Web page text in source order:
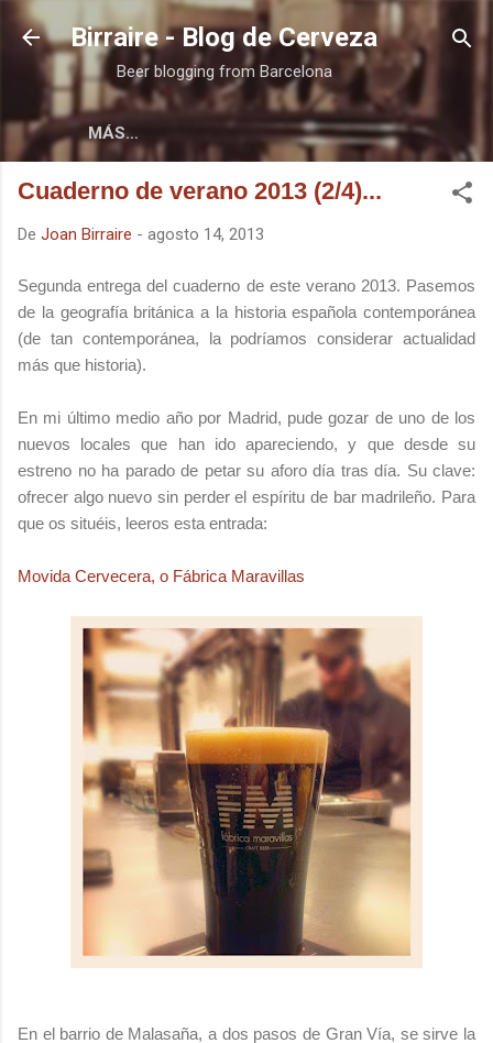
Ir al contenido principal
Birraire - Blog de Cerveza
Beer blogging from Barcelona
MÁS…
Cuaderno de verano 2013 (2/4)...
De Joan Birraire - agosto 14, 2013
Segunda entrega del cuaderno de este verano 2013. Pasemos
de la geografía británica a la historia española contemporánea
(de tan contemporánea, la podríamos considerar actualidad
más que historia).
En mi último medio año por Madrid, pude gozar de uno de los
nuevos locales que han ido apareciendo, y que desde su
estreno no ha parado de petar su aforo día tras día. Su clave:
ofrecer algo nuevo sin perder el espíritu de bar madrileño. Para
que os situéis, leeros esta entrada:
Movida Cervecera, o Fábrica Maravillas
En el barrio de Malasaña, a dos pasos de Gran Vía, se sirve la